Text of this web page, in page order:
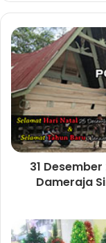
e
b
s
i
t
e
31
Dameraja